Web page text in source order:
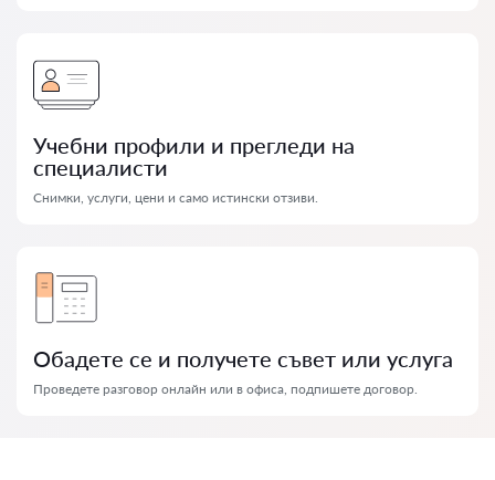
Учебни профили и прегледи на
специалисти
Снимки, услуги, цени и само истински отзиви.
Обадете се и получете съвет или услуга
Проведете разговор онлайн или в офиса, подпишете договор.